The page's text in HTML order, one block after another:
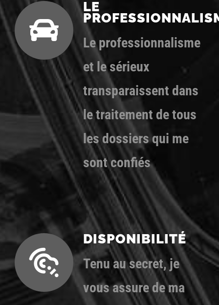
LE
Le professionnalisme
et le sérieux
transparaissent dans
le traitement de tous
les dossiers qui me
sont confiés
DISPONIBILITÉ
Tenu au secret, je
vous assure de ma